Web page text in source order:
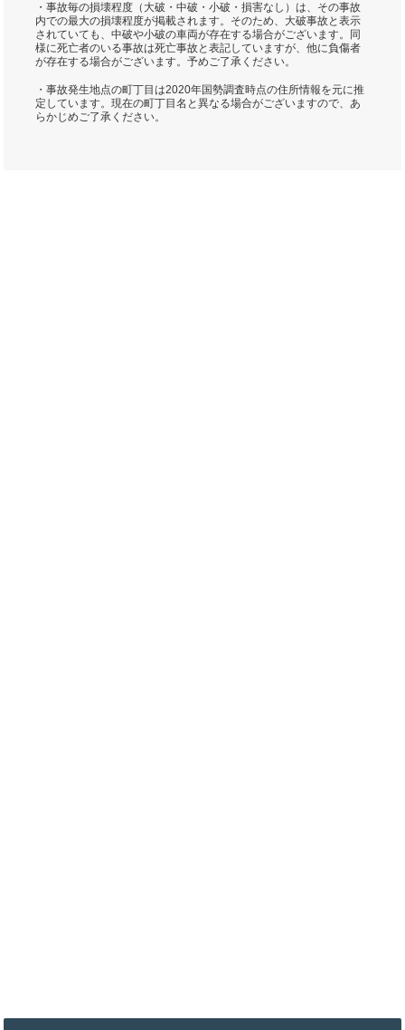
・事故毎の損壊程度（大破・中破・小破・損害なし）は、その事故
内での最大の損壊程度が掲載されます。そのため、大破事故と表示
されていても、中破や小破の車両が存在する場合がございます。同
様に死亡者のいる事故は死亡事故と表記していますが、他に負傷者
が存在する場合がございます。予めご了承ください。
・事故発生地点の町丁目は2020年国勢調査時点の住所情報を元に推
定しています。現在の町丁目名と異なる場合がございますので、あ
らかじめご了承ください。